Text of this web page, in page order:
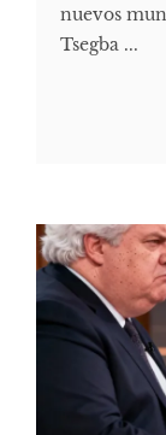
nuevos
Tsegba ...